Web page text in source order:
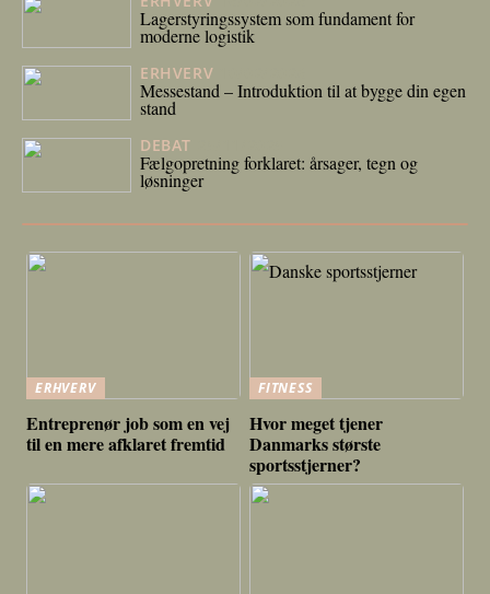
Lagerstyringssystem som fundament for
moderne logistik
ERHVERV
Messestand – Introduktion til at bygge din egen
stand
DEBAT
Fælgopretning forklaret: årsager, tegn og
løsninger
ERHVERV
Entreprenør job som en vej
til en mere afklaret fremtid
FITNESS
Hvor meget tjener
Danmarks største
sportsstjerner?